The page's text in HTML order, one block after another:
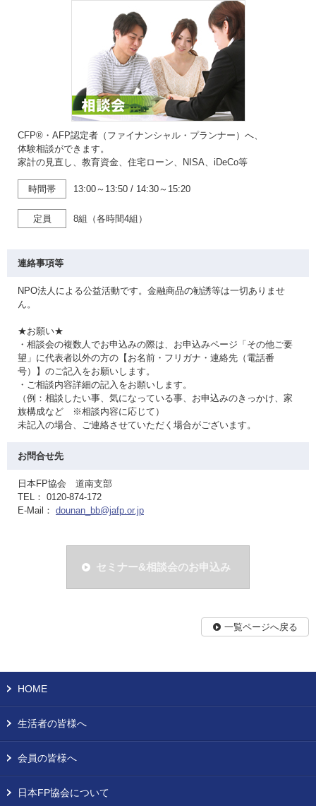
CFP®・AFP認定者（ファイナンシャル・プランナー）へ、
体験相談ができます。
家計の見直し、教育資金、住宅ローン、NISA、iDeCo等
時間帯 13:00～13:50 / 14:30～15:20
定員 8組（各時間4組）
連絡事項等
NPO法人による公益活動です。金融商品の勧誘等は一切ありませ
ん。
★お願い★
・相談会の複数人でお申込みの際は、お申込みページ「その他ご要
望」に代表者以外の方の【お名前・フリガナ・連絡先（電話番
号）】のご記入をお願いします。
・ご相談内容詳細の記入をお願いします。
（例：相談したい事、気になっている事、お申込みのきっかけ、家
族構成など ※相談内容に応じて）
未記入の場合、ご連絡させていただく場合がございます。
お問合せ先
日本FP協会 道南支部
TEL： 0120-874-172
E-Mail： dounan_bb@jafp.or.jp
セミナー&相談会のお申込み
一覧ページへ戻る
HOME
生活者の皆様へ
会員の皆様へ
日本FP協会について